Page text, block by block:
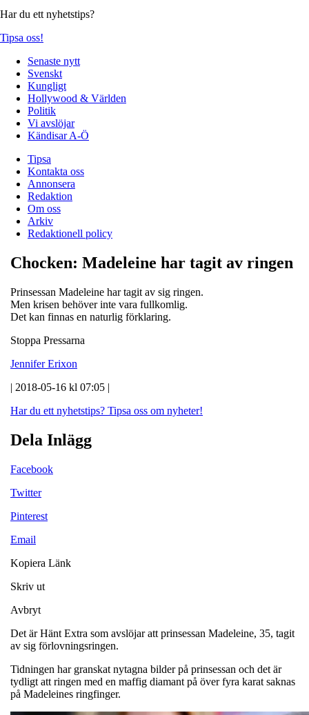
Har du ett nyhetstips?
Tipsa oss!
Senaste nytt
Svenskt
Kungligt
Hollywood & Världen
Politik
Vi avslöjar
Kändisar A-Ö
Tipsa
Kontakta oss
Annonsera
Redaktion
Om oss
Arkiv
Redaktionell policy
Chocken: Madeleine har tagit av ringen
Prinsessan Madeleine har tagit av sig ringen.
Men krisen behöver inte vara fullkomlig.
Det kan finnas en naturlig förklaring.
Stoppa Pressarna
Jennifer Erixon
| 2018-05-16 kl 07:05 |
Har du ett nyhetstips? Tipsa oss om nyheter!
Dela Inlägg
Facebook
Twitter
Pinterest
Email
Kopiera Länk
Skriv ut
Avbryt
Det är Hänt Extra som avslöjar att prinsessan Madeleine, 35, tagit
av sig förlovningsringen.
Tidningen har granskat nytagna bilder på prinsessan och det är
tydligt att ringen med en maffig diamant på över fyra karat saknas
på Madeleines ringfinger.